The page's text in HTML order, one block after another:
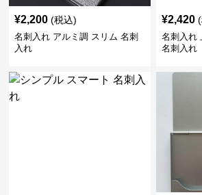
¥2,200 (税込)
名刺入れ アルミ調 スリム 名刺
入れ
¥2,420
名刺入れ
名刺入れ